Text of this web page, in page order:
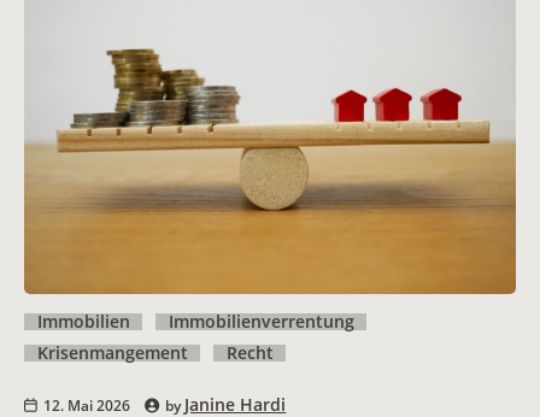
Immobilien
Immobilienverrentung
Krisenmangement
Recht
12. Mai 2026 byJanine Hardi